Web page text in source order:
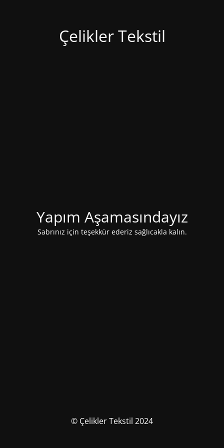
Çelikler Tekstil
Yapım Aşamasındayız
Sabrınız için teşekkür ederiz sağlıcakla kalın.
© Çelikler Tekstil 2024